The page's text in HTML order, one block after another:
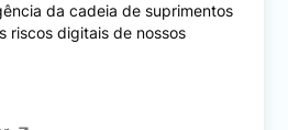
da cadeia de suprimentos
riscos digitais de nossos